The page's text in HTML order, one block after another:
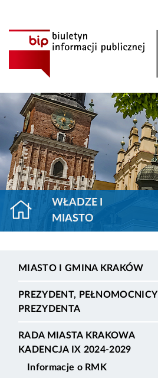
WŁADZE I
MIASTO
MIASTO I GMINA KRAKÓW
PREZYDENT, PEŁNOMOCNICY
PREZYDENTA
RADA MIASTA KRAKOWA
KADENCJA IX 2024-2029
Informacje o RMK